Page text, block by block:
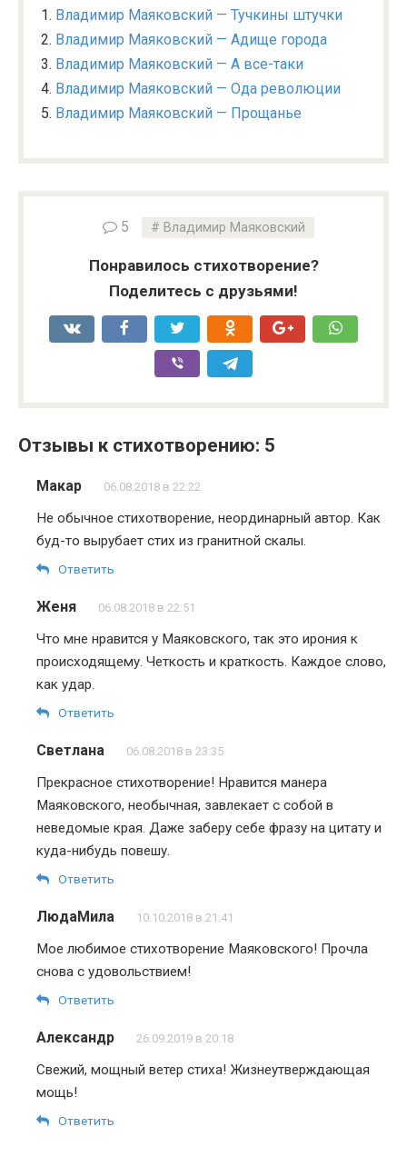
Владимир Маяковский — Тучкины штучки
Владимир Маяковский — Адище города
Владимир Маяковский — А все-таки
Владимир Маяковский — Ода революции
Владимир Маяковский — Прощанье
5 Владимир Маяковский
Понравилось стихотворение?
Поделитесь с друзьями!
Отзывы к стихотворению: 5
Макар 06.08.2018 в 22:22
Не обычное стихотворение, неординарный автор. Как
буд-то вырубает стих из гранитной скалы.
Ответить
Женя 06.08.2018 в 22:51
Что мне нравится у Маяковского, так это ирония к
происходящему. Четкость и краткость. Каждое слово,
как удар.
Ответить
Светлана 06.08.2018 в 23:35
Прекрасное стихотворение! Нравится манера
Маяковского, необычная, завлекает с собой в
неведомые края. Даже заберу себе фразу на цитату и
куда-нибудь повешу.
Ответить
ЛюдаМила 10.10.2018 в 21:41
Мое любимое стихотворение Маяковского! Прочла
снова с удовольствием!
Ответить
Александр 26.09.2019 в 20:18
Свежий, мощный ветер стиха! Жизнеутверждающая
мощь!
Ответить